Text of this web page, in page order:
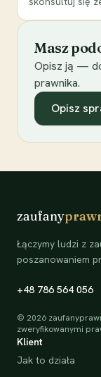
Masz
Opisz ją —
prawnika.
Opisz
zaufany
Łączymy ludzi z
poszanowaniem
+48 786 564 056
© 2026
zweryfikowanymi
Klient
Jak to działa